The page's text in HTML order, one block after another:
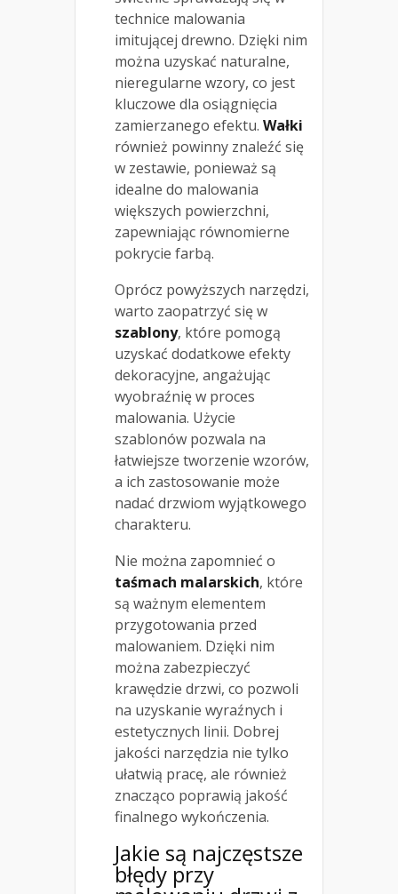
technice malowania
imitującej drewno. Dzięki nim
można uzyskać naturalne,
nieregularne wzory, co jest
kluczowe dla osiągnięcia
zamierzanego efektu. Wałki
również powinny znaleźć się
w zestawie, ponieważ są
idealne do malowania
większych powierzchni,
zapewniając równomierne
pokrycie farbą.
Oprócz powyższych narzędzi,
warto zaopatrzyć się w
szablony, które pomogą
uzyskać dodatkowe efekty
dekoracyjne, angażując
wyobraźnię w proces
malowania. Użycie
szablonów pozwala na
łatwiejsze tworzenie wzorów,
a ich zastosowanie może
nadać drzwiom wyjątkowego
charakteru.
Nie można zapomnieć o
taśmach malarskich, które
są ważnym elementem
przygotowania przed
malowaniem. Dzięki nim
można zabezpieczyć
krawędzie drzwi, co pozwoli
na uzyskanie wyraźnych i
estetycznych linii. Dobrej
jakości narzędzia nie tylko
ułatwią pracę, ale również
znacząco poprawią jakość
finalnego wykończenia.
Jakie są najczęstsze
błędy przy